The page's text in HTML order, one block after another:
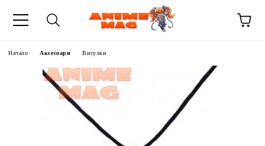
Начало Аксесоари Висулки